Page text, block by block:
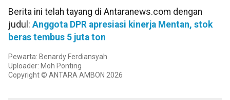
Berita ini telah tayang di Antaranews.com dengan
judul: Anggota DPR apresiasi kinerja Mentan, stok
beras tembus 5 juta ton
Pewarta: Benardy Ferdiansyah
Uploader: Moh Ponting
Copyright © ANTARA AMBON 2026